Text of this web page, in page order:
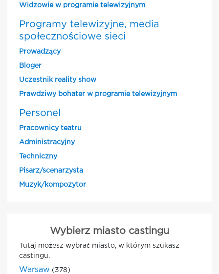
Widzowie w programie telewizyjnym
Programy telewizyjne, media
społecznościowe sieci
Prowadzący
Bloger
Uczestnik reality show
Prawdziwy bohater w programie telewizyjnym
Personel
Pracownicy teatru
Administracyjny
Techniczny
Pisarz/scenarzysta
Muzyk/kompozytor
Wybierz miasto castingu
Tutaj możesz wybrać miasto, w którym szukasz
castingu.
Warsaw (378)